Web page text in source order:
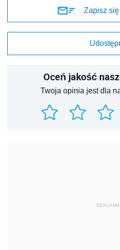
Zapisz
Oceń jakość
Twoja opinia jest dla
REKLAMA